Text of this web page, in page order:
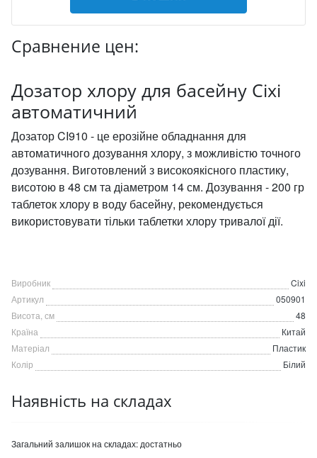
Сравнение цен:
Дозатор хлору для басейну Cixi
автоматичний
Дозатор CI910 - це ерозійне обладнання для
автоматичного дозування хлору, з можливістю точного
дозування. Виготовлений з високоякісного пластику,
висотою в 48 см та діаметром 14 см. Дозування - 200 гр
таблеток хлору в воду басейну, рекомендується
використовувати тільки таблетки хлору тривалої дії.
Виробник
Cixi
Артикул
050901
Висота, см
48
Країна
Китай
Матеріал
Пластик
Колір
Білий
Наявність на складах
Загальний залишок на складах: достатньо